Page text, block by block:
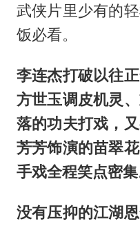
武侠片里少有的
饭必看。
李连杰打破以往
方世玉调皮机灵
落的功夫打戏，
芳芳饰演的苗翠
手戏全程笑点密集
没有压抑的江湖